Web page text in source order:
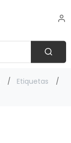
Etiquetas